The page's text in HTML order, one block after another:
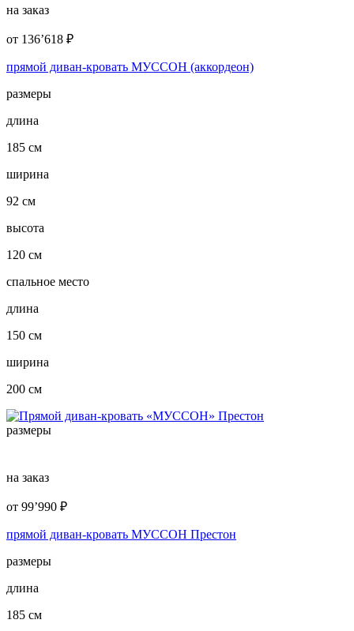
на заказ
от 136’618 ₽
прямой диван-кровать МУССОН (аккордеон)
размеры
длина
185 см
ширина
92 см
высота
120 см
спальное место
длина
150 см
ширина
200 см
размеры
на заказ
от 99’990 ₽
прямой диван-кровать МУССОН Престон
размеры
длина
185 см